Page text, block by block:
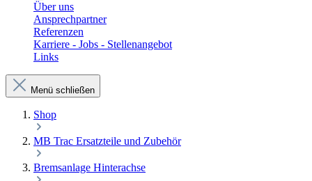
Über uns
Ansprechpartner
Referenzen
Karriere - Jobs - Stellenangebot
Links
Menü schließen
Shop
MB Trac Ersatzteile und Zubehör
Bremsanlage Hinterachse